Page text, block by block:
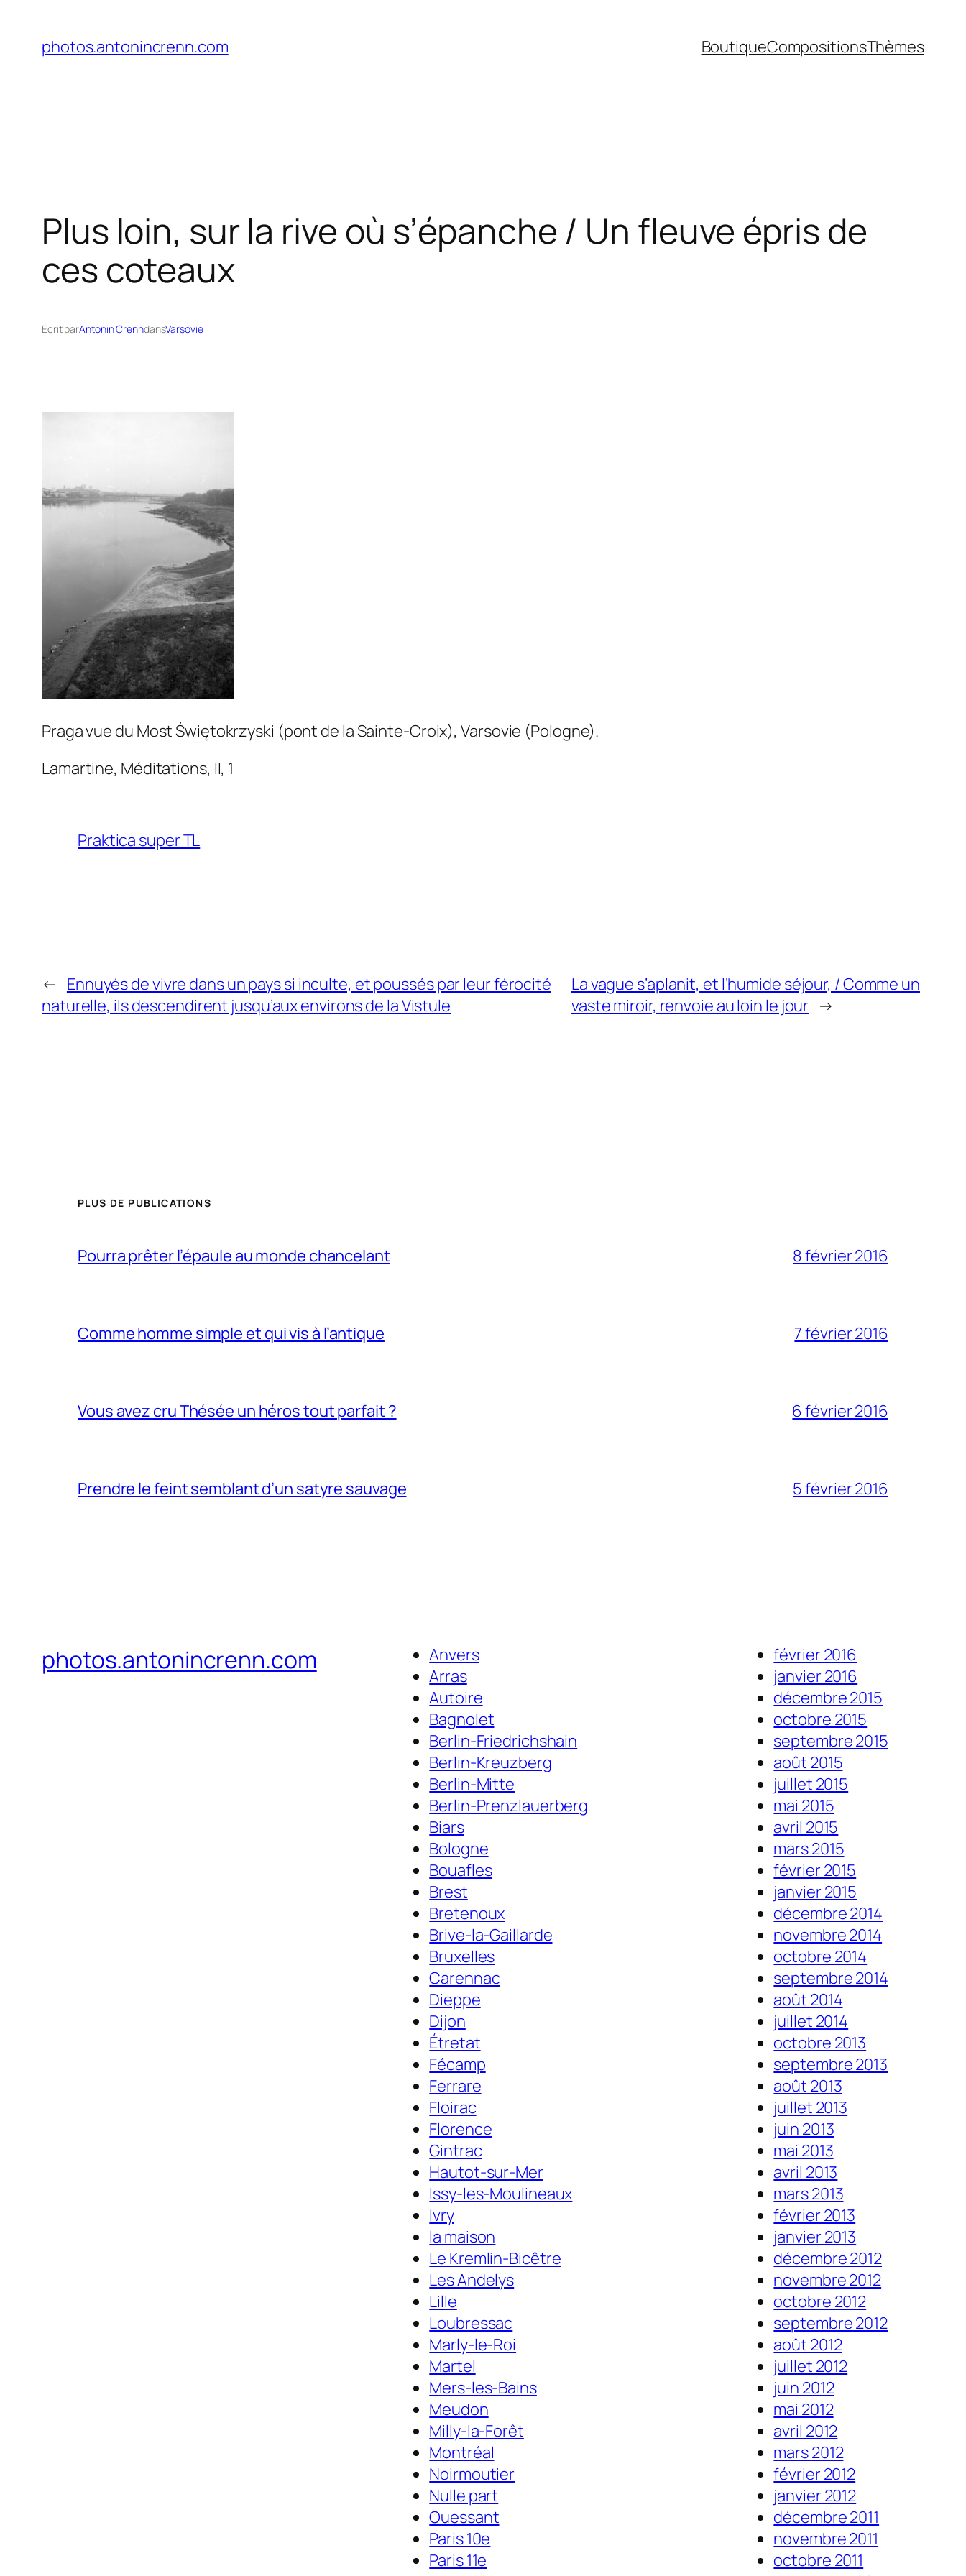
contenu
photos.antonincrenn.com BoutiqueCompositionsThèmes
Plus loin, sur la rive où s’épanche / Un fleuve épris de
ces coteaux
Écrit parAntonin CrenndansVarsovie
Praga vue du Most Świętokrzyski (pont de la Sainte-Croix), Varsovie (Pologne).
Lamartine, Méditations, II, 1
Praktica super TL
← Ennuyés de vivre dans un pays si inculte, et poussés par leur férocité
naturelle, ils descendirent jusqu’aux environs de la Vistule
La vague s’aplanit, et l’humide séjour, / Comme un
vaste miroir, renvoie au loin le jour →
PLUS DE PUBLICATIONS
Pourra prêter l’épaule au monde chancelant 8 février 2016
Comme homme simple et qui vis à l’antique 7 février 2016
Vous avez cru Thésée un héros tout parfait ? 6 février 2016
Prendre le feint semblant d’un satyre sauvage 5 février 2016
photos.antonincrenn.com
Anvers
Arras
Autoire
Bagnolet
Berlin-Friedrichshain
Berlin-Kreuzberg
Berlin-Mitte
Berlin-Prenzlauerberg
Biars
Bologne
Bouafles
Brest
Bretenoux
Brive-la-Gaillarde
Bruxelles
Carennac
Dieppe
Dijon
Étretat
Fécamp
Ferrare
Floirac
Florence
Gintrac
Hautot-sur-Mer
Issy-les-Moulineaux
Ivry
la maison
Le Kremlin-Bicêtre
Les Andelys
Lille
Loubressac
Marly-le-Roi
Martel
Mers-les-Bains
Meudon
Milly-la-Forêt
Montréal
Noirmoutier
Nulle part
Ouessant
Paris 10e
Paris 11e
février 2016
janvier 2016
décembre 2015
octobre 2015
septembre 2015
août 2015
juillet 2015
mai 2015
avril 2015
mars 2015
février 2015
janvier 2015
décembre 2014
novembre 2014
octobre 2014
septembre 2014
août 2014
juillet 2014
octobre 2013
septembre 2013
août 2013
juillet 2013
juin 2013
mai 2013
avril 2013
mars 2013
février 2013
janvier 2013
décembre 2012
novembre 2012
octobre 2012
septembre 2012
août 2012
juillet 2012
juin 2012
mai 2012
avril 2012
mars 2012
février 2012
janvier 2012
décembre 2011
novembre 2011
octobre 2011